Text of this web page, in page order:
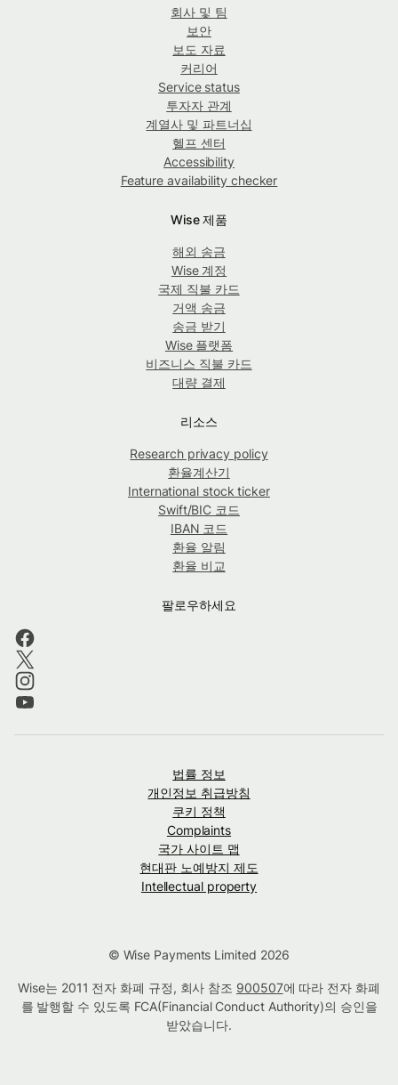
회사 및 팀
보안
보도 자료
커리어
Service status
투자자 관계
계열사 및 파트너십
헬프 센터
Accessibility
Feature availability checker
Wise 제품
해외 송금
Wise 계정
국제 직불 카드
거액 송금
송금 받기
Wise 플랫폼
비즈니스 직불 카드
대량 결제
리소스
Research privacy policy
환율계산기
International stock ticker
Swift/BIC 코드
IBAN 코드
환율 알림
환율 비교
팔로우하세요
법률 정보
개인정보 취급방침
쿠키 정책
Complaints
국가 사이트 맵
현대판 노예방지 제도
Intellectual property
© Wise Payments Limited 2026
Wise는 2011 전자 화폐 규정, 회사 참조 900507에 따라 전자 화폐
를 발행할 수 있도록 FCA(Financial Conduct Authority)의 승인을
받았습니다.